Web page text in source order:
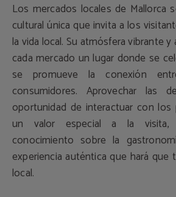
Los mercados locales de Mallorca
cultural única que invita a los
la vida local. Su atmósfera vibrante
cada mercado un lugar donde se
se promueve la conexión
consumidores. Aprovechar las
oportunidad de interactuar con los
un valor especial a la visita,
conocimiento sobre la
experiencia auténtica que hará
local.